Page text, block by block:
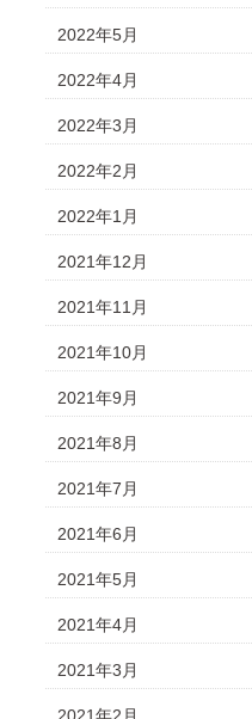
2022年5月
2022年4月
2022年3月
2022年2月
2022年1月
2021年12月
2021年11月
2021年10月
2021年9月
2021年8月
2021年7月
2021年6月
2021年5月
2021年4月
2021年3月